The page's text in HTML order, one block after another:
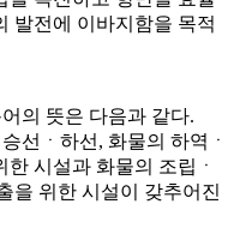
발전에 이바지함을 목적
의 뜻은 다음과 같다.
선ㆍ하선, 화물의 하역ㆍ
시설과 화물의 조립ㆍ
을 위한 시설이 갖추어진